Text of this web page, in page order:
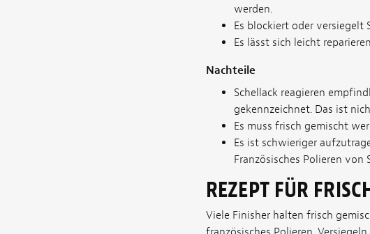
werden.
Es blockiert oder versiegelt
Es lässt sich leicht
Nachteile
Schellack reagieren
gekennzeichnet. Das ist
Es muss frisch gemischt
Es ist schwieriger
Französisches Polieren
REZEPT FÜR
Viele Finisher halten frisch